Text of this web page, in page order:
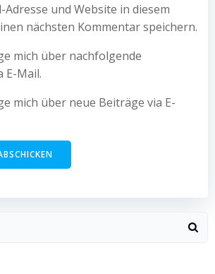
Adresse und Website in diesem
nächsten Kommentar speichern.
mich über nachfolgende
E-Mail.
mich über neue Beiträge via E-